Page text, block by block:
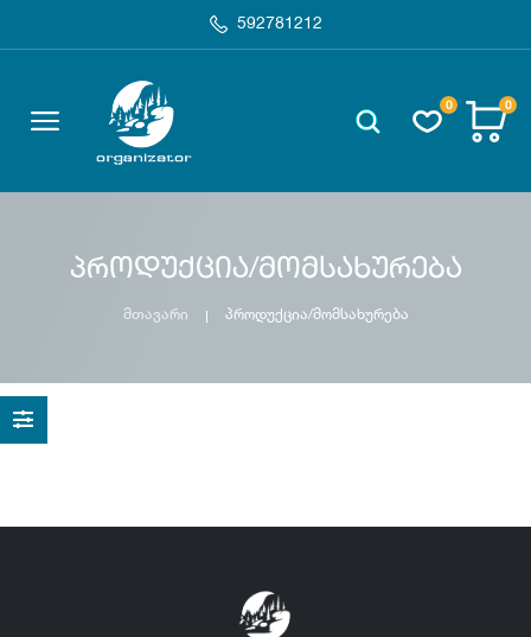
592781212
0 0
პროდუქცია/მომსახურება
მთავარი პროდუქცია/მომსახურება